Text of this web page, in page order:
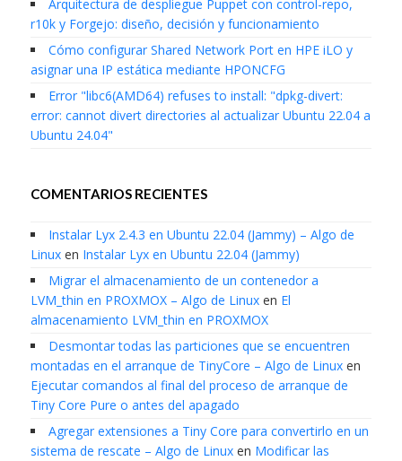
Arquitectura de despliegue Puppet con control-repo,
r10k y Forgejo: diseño, decisión y funcionamiento
Cómo configurar Shared Network Port en HPE iLO y
asignar una IP estática mediante HPONCFG
Error "libc6(AMD64) refuses to install: "dpkg-divert:
error: cannot divert directories al actualizar Ubuntu 22.04 a
Ubuntu 24.04"
COMENTARIOS RECIENTES
Instalar Lyx 2.4.3 en Ubuntu 22.04 (Jammy) – Algo de
Linuxen Instalar Lyx en Ubuntu 22.04 (Jammy)
Migrar el almacenamiento de un contenedor a
LVM_thin en PROXMOX – Algo de Linuxen El
almacenamiento LVM_thin en PROXMOX
Desmontar todas las particiones que se encuentren
montadas en el arranque de TinyCore – Algo de Linuxen
Ejecutar comandos al final del proceso de arranque de
Tiny Core Pure o antes del apagado
Agregar extensiones a Tiny Core para convertirlo en un
sistema de rescate – Algo de Linuxen Modificar las